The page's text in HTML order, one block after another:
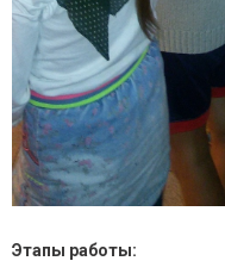
Этапы работы: